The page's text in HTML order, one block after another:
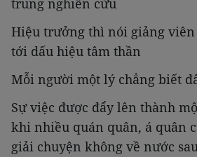
trung nghiên cứu
Hiệu trưởng thì nói giảng
tới dấu hiệu tâm thần
Mỗi người một lý chẳng biết
Sự việc được đẩy lên thành
khi nhiều quán quân, á quân
giải chuyện không về nước